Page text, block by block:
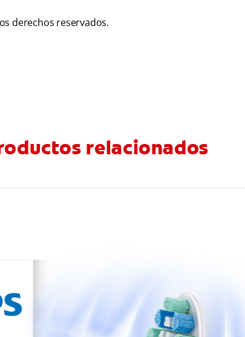
derechos reservados.
relacionados